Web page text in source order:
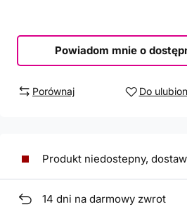
Powiadom mnie o
Porównaj Do
Produkt niedostepny,
14 dni na darmowy zwrot